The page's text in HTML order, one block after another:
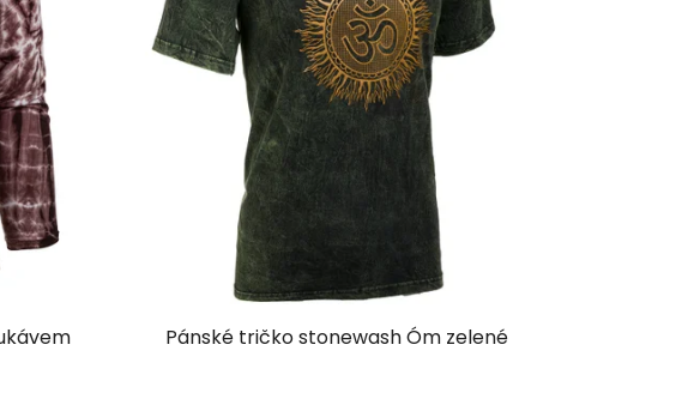
Pánské tričko stonewash Óm zelené